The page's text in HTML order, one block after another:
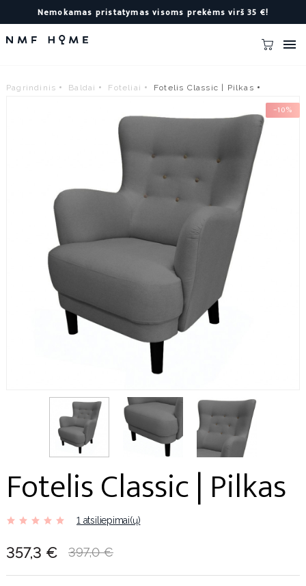
Nemokamas pristatymas visoms prekėms virš 35 €!

Pagrindinis Baldai Foteliai Fotelis Classic | Pilkas
−10%
Fotelis Classic | Pilkas
1 atsiliepimai(ų)
357,3 € 397,0 €